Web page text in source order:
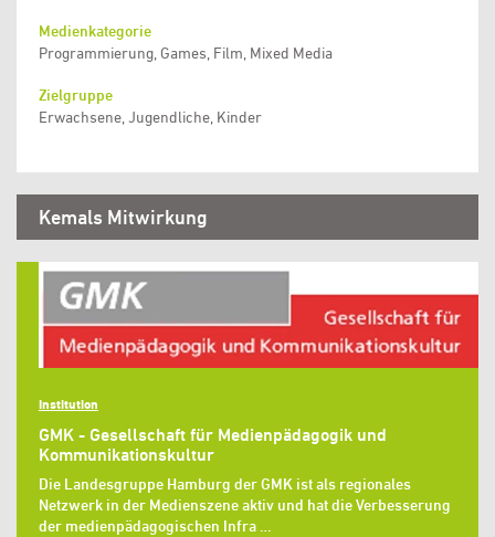
Medienkategorie
Programmierung, Games, Film, Mixed Media
Zielgruppe
Erwachsene, Jugendliche, Kinder
Kemals Mitwirkung
Institution
GMK - Gesellschaft für Medienpädagogik und
Kommunikationskultur
Die Landesgruppe Hamburg der GMK ist als regionales
Netzwerk in der Medienszene aktiv und hat die Verbesserung
der medienpädagogischen Infra …